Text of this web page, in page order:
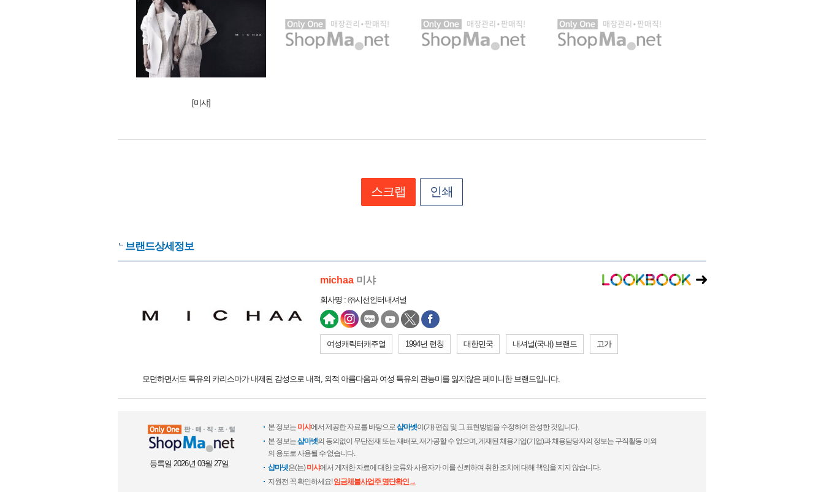
[미샤]
스크랩 인쇄
브랜드상세정보
michaa 미샤
회사명 : ㈜시선인터내셔널
여성캐릭터캐주얼 1994년 런칭 대한민국 내셔널(국내) 브랜드 고가
모던하면서도 특유의 카리스마가 내제된 감성으로 내적, 외적 아름다움과 여성 특유의 관능미를 잃지않은 페미니한 브랜드입니다.
등록일 2026년 03월 27일
본 정보는 미샤에서 제공한 자료를 바탕으로샵마넷이(가) 편집 및 그 표현방법을 수정하여 완성한 것입니다.
본 정보는샵마넷의 동의없이 무단전재 또는 재배포, 재가공할 수 없으며, 게재된 채용기업(기업)과 채용담당자의 정보는 구직활동 이외
의 용도로 사용될 수 없습니다.
샵마넷은(는)미샤에서 게재한 자료에 대한 오류와 사용자가 이를 신뢰하여 취한 조치에 대해 책임을 지지 않습니다.
지원전 꼭 확인하세요!임금체불사업주 명단확인→